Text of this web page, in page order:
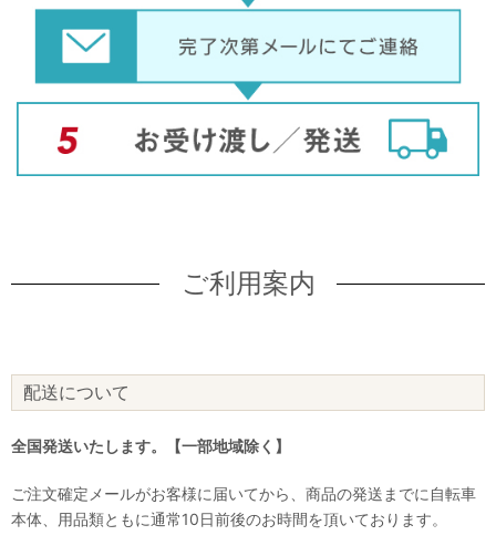
ご利用案内
配送について
全国発送いたします。【一部地域除く】
ご注文確定メールがお客様に届いてから、商品の発送までに自転車
本体、用品類ともに通常10日前後のお時間を頂いております。